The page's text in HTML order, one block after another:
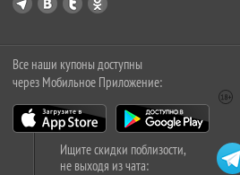
Все наши купоны доступны
через Мобильное Приложение:
Ищите скидки поблизости,
не выходя из чата: